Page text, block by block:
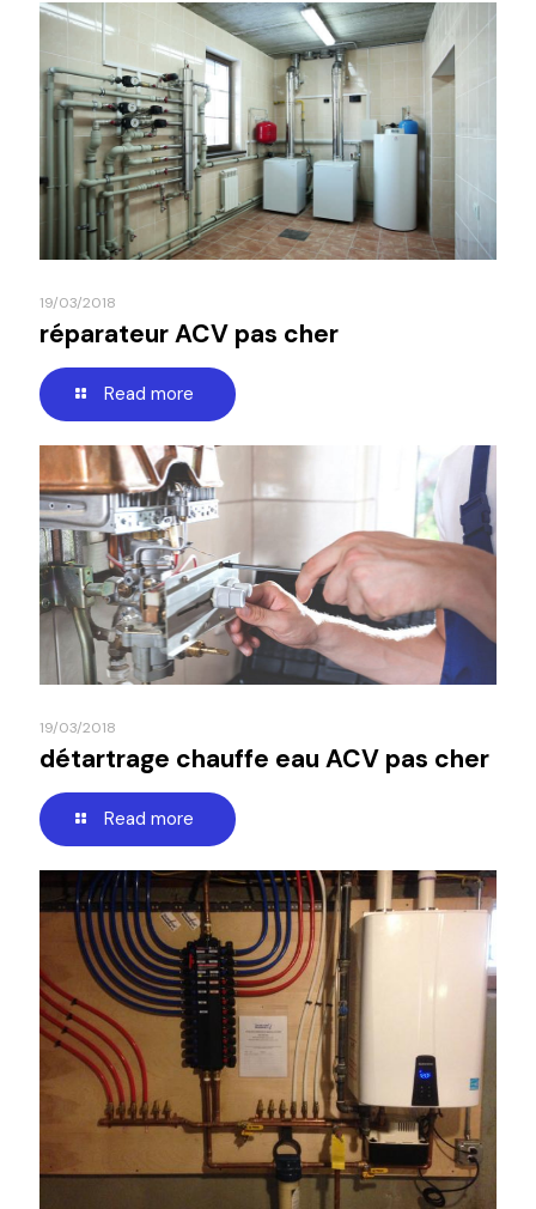
19/03/2018
réparateur ACV pas cher
Read more
19/03/2018
détartrage chauffe eau ACV pas cher
Read more